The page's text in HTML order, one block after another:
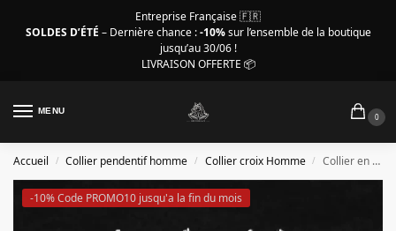
Entreprise Française 🇫🇷
SOLDES D’ÉTÉ – Dernière chance :-10%sur l’ensemble de la boutique
jusqu’au 30/06 !
LIVRAISON OFFERTE 📦
MENU
0
Accueil / Collier pendentif homme / Collier croix Homme / Collier en croix pour homme, crucifix baroque couleur argent
-10% Code PROMO10 jusqu'a la fin du mois